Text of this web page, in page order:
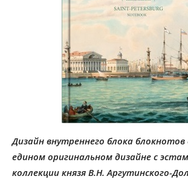
Дизайн внутреннего блока
едином оригинальном дизайне с
коллекции князя В.Н. Аргутинского-